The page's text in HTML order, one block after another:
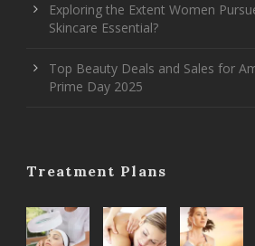
Exploring the Extent Women
Skincare Essential?
Top Beauty Deals and Sales for
Prime Day 2025
Treatment Plans